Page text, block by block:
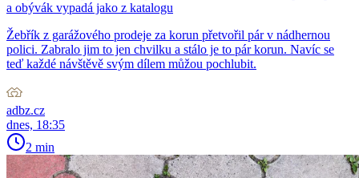
a obývák vypadá jako z katalogu
Žebřík z garážového prodeje za korun přetvořil pár v nádhernou
polici. Zabralo jim to jen chvilku a stálo je to pár korun. Navíc se
teď každé návštěvě svým dílem můžou pochlubit.
adbz.cz
dnes, 18:35
2 min